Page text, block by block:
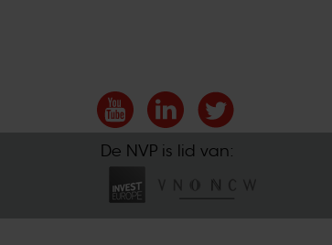
De NVP is lid van: